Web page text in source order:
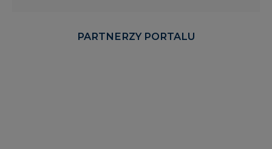
PARTNERZY PORTALU